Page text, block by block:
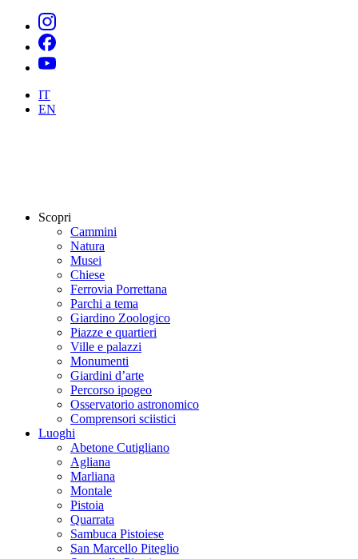
IT
EN
Scopri
Cammini
Natura
Musei
Chiese
Ferrovia Porrettana
Parchi a tema
Giardino Zoologico
Piazze e quartieri
Ville e palazzi
Monumenti
Giardini d’arte
Percorso ipogeo
Osservatorio astronomico
Comprensori sciistici
Luoghi
Abetone Cutigliano
Agliana
Marliana
Montale
Pistoia
Quarrata
Sambuca Pistoiese
San Marcello Piteglio